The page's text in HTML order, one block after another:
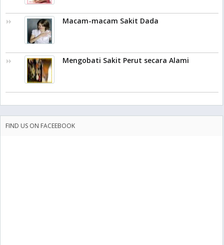
Macam-macam Sakit Dada
Mengobati Sakit Perut secara Alami
FIND US ON FACEEBOOK